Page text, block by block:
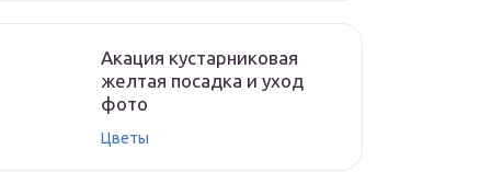
Акация кустарниковая
желтая посадка и уход
фото
Цветы